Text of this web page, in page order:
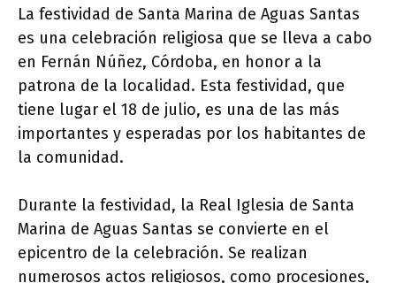
La festividad de Santa Marina de Aguas Santas
es una celebración religiosa que se lleva a cabo
en Fernán Núñez, Córdoba, en honor a la
patrona de la localidad. Esta festividad, que
tiene lugar el 18 de julio, es una de las más
importantes y esperadas por los habitantes de
la comunidad.
Durante la festividad, la Real Iglesia de Santa
Marina de Aguas Santas se convierte en el
epicentro de la celebración. Se realizan
numerosos actos religiosos, como procesiones,